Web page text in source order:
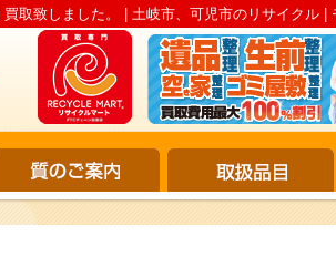
取致しました。 | 土岐市、可児市のリサイクル |